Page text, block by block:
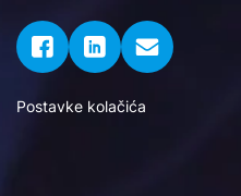
Postavke kolačića